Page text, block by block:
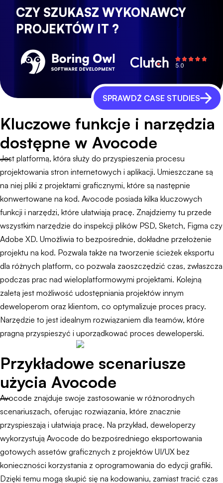
CZY SZUKASZ WYKONAWCY
PROJEKTÓW IT ?
SPRAWDŹ CASE STUDIES
Kluczowe funkcje i narzędzia
dostępne w Avocode
Jest platformą, która służy do przyspieszenia procesu
projektowania stron internetowych i aplikacji. Umieszczane są
na niej pliki z projektami graficznymi, które są następnie
konwertowane na kod. Avocode posiada kilka kluczowych
funkcji i narzędzi, które ułatwiają pracę. Znajdziemy tu przede
wszystkim narzędzie do inspekcji plików PSD, Sketch, Figma czy
Adobe XD. Umożliwia to bezpośrednie, dokładne przełożenie
projektu na kod. Pozwala także na tworzenie ścieżek eksportu
dla różnych platform, co pozwala zaoszczędzić czas, zwłaszcza
podczas prac nad wieloplatformowymi projektami. Kolejną
zaletą jest możliwość udostępniania projektów innym
deweloperom oraz klientom, co optymalizuje proces pracy.
Narzędzie to jest idealnym rozwiązaniem dla teamów, które
pragną przyspieszyć i uporządkować proces deweloperski.
Przykładowe scenariusze
użycia Avocode
Avocode znajduje swoje zastosowanie w różnorodnych
scenariuszach, oferując rozwiązania, które znacznie
przyspieszają i ułatwiają pracę. Na przykład, deweloperzy
wykorzystują Avocode do bezpośredniego eksportowania
gotowych assetów graficznych z projektów UI/UX bez
konieczności korzystania z oprogramowania do edycji grafiki.
Dzięki temu mogą skupić się na kodowaniu, zamiast tracić czas